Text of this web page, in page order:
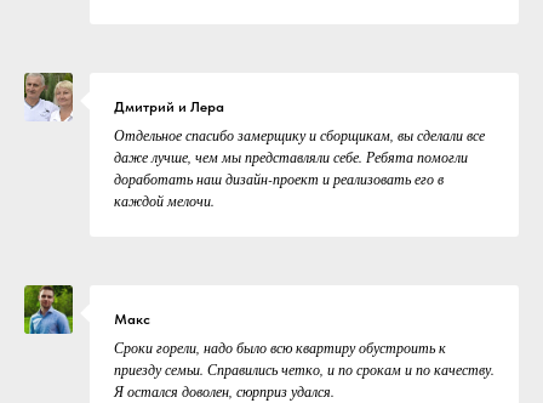
Дмитрий и Лера
Отдельное спасибо замерщику и сборщикам, вы сделали все
даже лучше, чем мы представляли себе. Ребята помогли
доработать наш дизайн-проект и реализовать его в
каждой мелочи.
Макс
Сроки горели, надо было всю квартиру обустроить к
приезду семьи. Справились четко, и по срокам и по качеству.
Я остался доволен, сюрприз удался.